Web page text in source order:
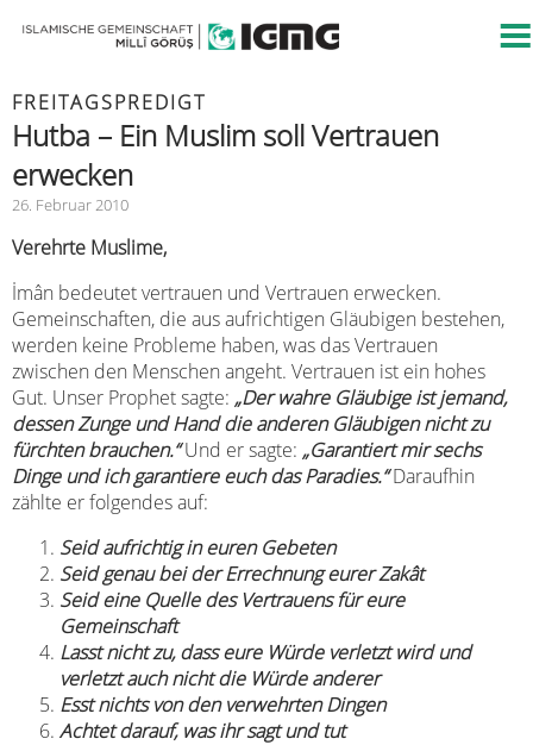
FREITAGSPREDIGT
Hutba – Ein Muslim soll Vertrauen
erwecken
26. Februar 2010
Verehrte Muslime,
İmân bedeutet vertrauen und Vertrauen erwecken.
Gemeinschaften, die aus aufrichtigen Gläubigen bestehen,
werden keine Probleme haben, was das Vertrauen
zwischen den Menschen angeht. Vertrauen ist ein hohes
Gut. Unser Prophet sagte: „Der wahre Gläubige ist jemand,
dessen Zunge und Hand die anderen Gläubigen nicht zu
fürchten brauchen.“Und er sagte: „Garantiert mir sechs
Dinge und ich garantiere euch das Paradies.“Daraufhin
zählte er folgendes auf:
Seid aufrichtig in euren Gebeten
Seid genau bei der Errechnung eurer Zakât
Seid eine Quelle des Vertrauens für eure
Gemeinschaft
Lasst nicht zu, dass eure Würde verletzt wird und
verletzt auch nicht die Würde anderer
Esst nichts von den verwehrten Dingen
Achtet darauf, was ihr sagt und tut